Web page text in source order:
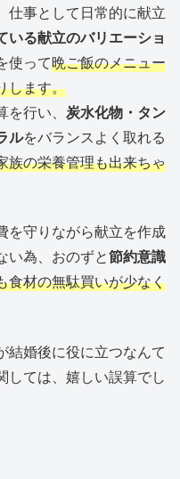
仕事として日常的に献立
いる献立のバリエーショ
使って晩ご飯のメニュー
します。
行い、 炭水化物・タン
ルをバランスよく取れる
族の栄養管理も出来ちゃ
を守りながら献立を作成
い為、おのずと節約意識
食材の無駄買いが少なく
結婚後に役に立つなんて
しては、嬉しい誤算でし